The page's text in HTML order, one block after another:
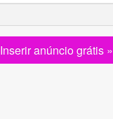
Inserir anúncio grátis »